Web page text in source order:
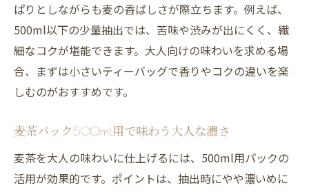
ぱりとしながらも麦の香ばしさが際立ちます。例えば、
500ml以下の少量抽出では、苦味や渋みが出にくく、繊
細なコクが堪能できます。大人向けの味わいを求める場
合、まずは小さいティーバッグで香りやコクの違いを楽
しむのがおすすめです。
麦茶パック500ml用で味わう大人な濃さ
麦茶を大人の味わいに仕上げるには、500ml用パックの
活用が効果的です。ポイントは、抽出時にやや濃いめに